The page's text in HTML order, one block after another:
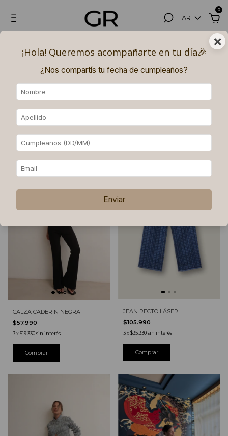
AR
0
PAGOS SIN INTERÉS con MERCADO PAGO.
Pantalones
Pantalones
CALZA CADERIN NEGRA
$57.990
3x$19.330sin interés
Comprar
JEAN RECTO LÁSER
$105.990
3 x$35.330 sin interés
Comprar
×
¡Hola! Queremos acompañarte en tu día🎉​
¿Nos compartís tu fecha de cumpleaños?
Enviar